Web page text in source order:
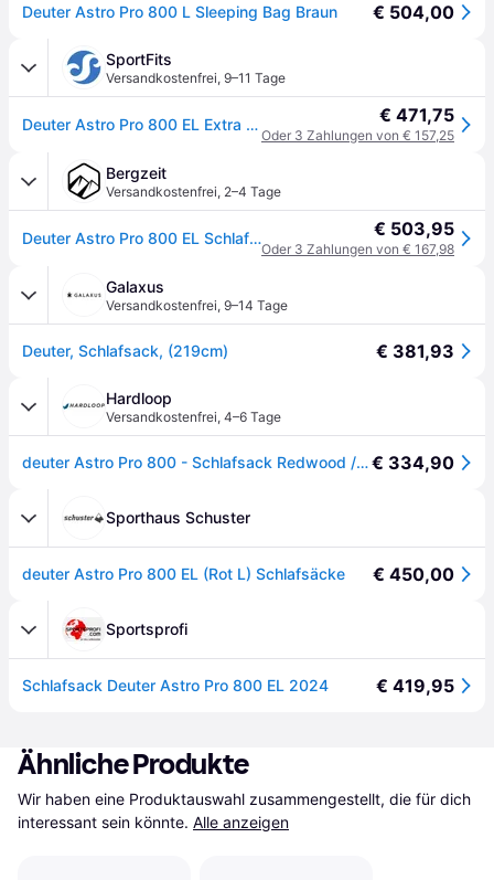
Deuter Astro Pro 800 L Sleeping Bag Braun € 504,00
SportFits
Versandkostenfrei, 9–11 Tage
Deuter Astro Pro 800 EL Extra Long redwood-paprika (5907) Links € 471,75
Oder 3 Zahlungen von € 157,25
Bergzeit
Versandkostenfrei, 2–4 Tage
Deuter Astro Pro 800 EL Schlafsack - rot - max. 200cm € 503,95
Oder 3 Zahlungen von € 167,98
Galaxus
Versandkostenfrei, 9–14 Tage
Deuter, Schlafsack, (219cm) € 381,93
Hardloop
Versandkostenfrei, 4–6 Tage
deuter Astro Pro 800 - Schlafsack Redwood / Paprika Extra Long - linke Öffnung€ 334,90
Sporthaus Schuster
deuter Astro Pro 800 EL (Rot L) Schlafsäcke € 450,00
Sportsprofi
Schlafsack Deuter Astro Pro 800 EL 2024 € 419,95
Ähnliche Produkte
Wir haben eine Produktauswahl zusammengestellt, die für dich
interessant sein könnte. Alle anzeigen